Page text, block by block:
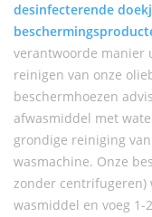
desinfecterende
verantwoorde manier
reinigen van onze
beschermhoezen
afwasmiddel met
grondige reiniging
wasmachine. Onze
zonder centrifugeren)
wasmiddel en voeg